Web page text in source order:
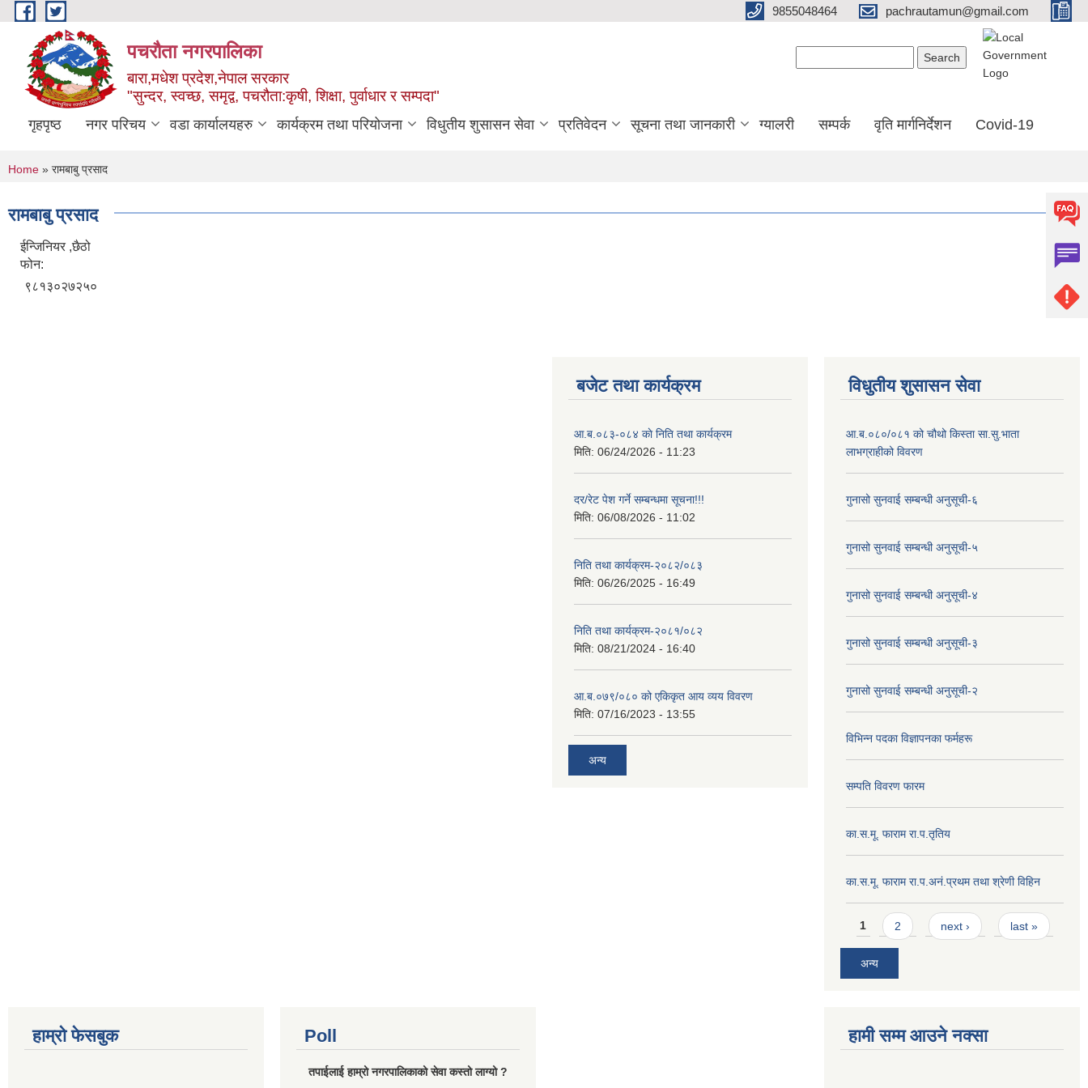
Skip to main content 9855048464 pachrautamun@gmail.com
पचरौता नगरपालिका
बारा,मधेश प्रदेश,नेपाल सरकार
"सुन्दर, स्वच्छ, समृद्व, पचरौता:कृषी, शिक्षा, पुर्वाधार र सम्पदा"
गृहपृष्ठ नगर परिचय वडा कार्यालयहरु कार्यक्रम तथा परियोजना विधुतीय शुसासन सेवा प्रतिवेदन सूचना तथा जानकारी ग्यालरी सम्पर्क वृति मार्गनिर्देशन Covid-19
You are here
Home » रामबाबु प्रसाद
रामबाबु प्रसाद
ईन्जिनियर ,छैठो
फोन:
९८१३०२७२५०
बजेट तथा कार्यक्रम
आ.ब.०८३-०८४ काे निति तथा कार्यक्रम
मिति: 06/24/2026 - 11:23
दर/रेट पेश गर्ने सम्बन्धमा सूचना!!!
मिति: 06/08/2026 - 11:02
निति तथा कार्यक्रम-२०८२/०८३
मिति: 06/26/2025 - 16:49
निति तथा कार्यक्रम-२०८१/०८२
मिति: 08/21/2024 - 16:40
आ.ब.०७९/०८० को एकिकृत आय व्यय विवरण
मिति: 07/16/2023 - 13:55
अन्य
विधुतीय शुसासन सेवा
आ.ब.०८०/०८१ को चौथो किस्ता सा.सु.भाता
लाभग्राहीको विवरण
गुनासो सुनवाई सम्बन्धी अनुसूची-६
गुनासो सुनवाई सम्बन्धी अनुसूची-५
गुनासो सुनवाई सम्बन्धी अनुसूची-४
गुनासो सुनवाई सम्बन्धी अनुसूची-३
गुनासो सुनवाई सम्बन्धी अनुसूची-२
विभिन्न पदका विज्ञापनका फर्महरू
सम्पति विवरण फारम
का.स.मू. फाराम रा.प.तृतिय
का.स.मू. फाराम रा.प.अनं.प्रथम तथा श्रेणी विहिन
Pages
1 2 next › last »
अन्य
हाम्रो फेसबुक Poll
तपाईलाई हाम्रो नगरपालिकाको सेवा कस्तो लाग्यो ?
हामी सम्म आउने नक्सा